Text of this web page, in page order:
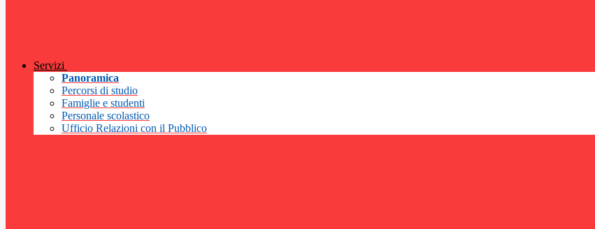
Servizi
Panoramica
Percorsi di studio
Famiglie e studenti
Personale scolastico
Ufficio Relazioni con il Pubblico